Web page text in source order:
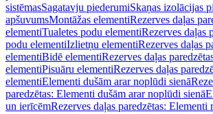
sistēmasSagatavju piederumiSkaņas izolācijas
apšuvumsMontāžas elementiRezerves daļas
elementiTualetes podu elementiRezerves daļas
podu elementiIzlietņu elementiRezerves daļas
elementiBidē elementiRezerves daļas
elementiPisuāru elementiRezerves daļas
elementiElementi dušām arar noplūdi sienā
paredzētas: Elementi dušām arar noplūdi sienā
un ierīcēmRezerves daļas paredzētas: Elementi